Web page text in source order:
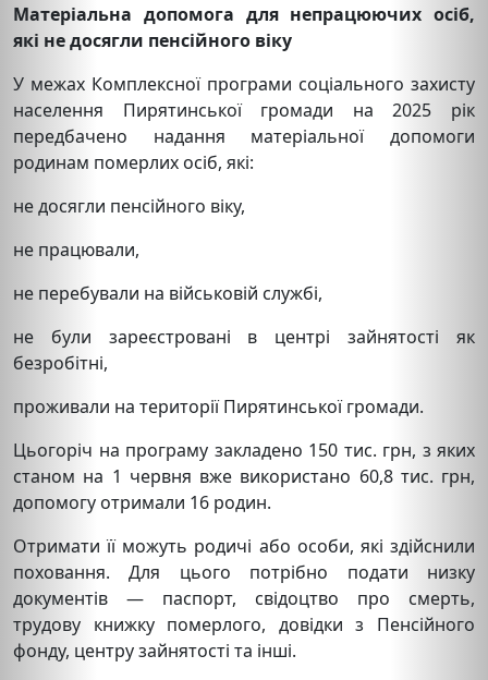
Матеріальна допомога для непрацюючих осіб,
які не досягли пенсійного віку
У межах Комплексної програми соціального захисту
населення Пирятинської громади на 2025 рік
передбачено надання матеріальної допомоги
родинам померлих осіб, які:
не досягли пенсійного віку,
не працювали,
не перебували на військовій службі,
не були зареєстровані в центрі зайнятості як
безробітні,
проживали на території Пирятинської громади.
Цьогоріч на програму закладено 150 тис. грн, з яких
станом на 1 червня вже використано 60,8 тис. грн,
допомогу отримали 16 родин.
Отримати її можуть родичі або особи, які здійснили
поховання. Для цього потрібно подати низку
документів — паспорт, свідоцтво про смерть,
трудову книжку померлого, довідки з Пенсійного
фонду, центру зайнятості та інші.